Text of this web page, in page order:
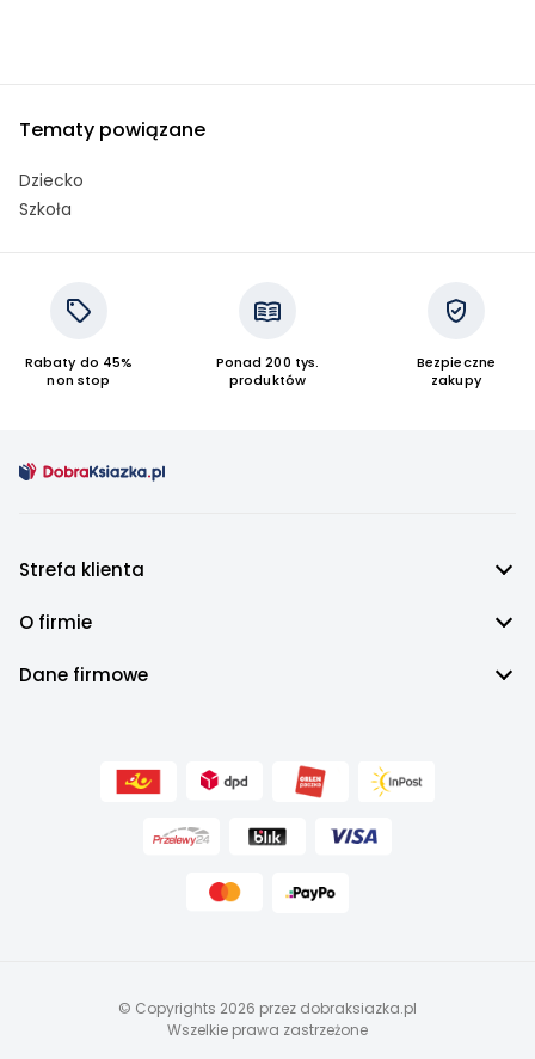
Tematy powiązane
Dziecko
Szkoła
Rabaty do 45%
non stop
Ponad 200 tys.
produktów
Bezpieczne
zakupy
Strefa klienta
O firmie
Dane firmowe
© Copyrights 2026 przez dobraksiazka.pl
Wszelkie prawa zastrzeżone